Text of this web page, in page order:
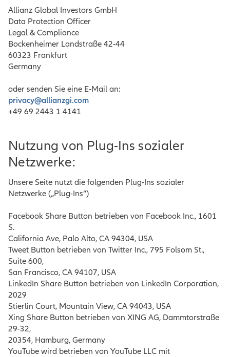
Allianz Global Investors GmbH
Data Protection Officer
Legal & Compliance
Bockenheimer Landstraße 42-44
60323 Frankfurt
Germany
oder senden Sie eine E-Mail an:
privacy@allianzgi.com
+49 69 2443 1 4141
Nutzung von Plug-Ins sozialer
Netzwerke:
Unsere Seite nutzt die folgenden Plug-Ins sozialer
Netzwerke („Plug-Ins“)
Facebook Share Button betrieben von Facebook Inc., 1601
S.
California Ave, Palo Alto, CA 94304, USA
Tweet Button betrieben von Twitter Inc., 795 Folsom St.,
Suite 600,
San Francisco, CA 94107, USA
LinkedIn Share Button betrieben von LinkedIn Corporation,
2029
Stierlin Court, Mountain View, CA 94043, USA
Xing Share Button betrieben von XING AG, Dammtorstraße
29-32,
20354, Hamburg, Germany
YouTube wird betrieben von YouTube LLC mit